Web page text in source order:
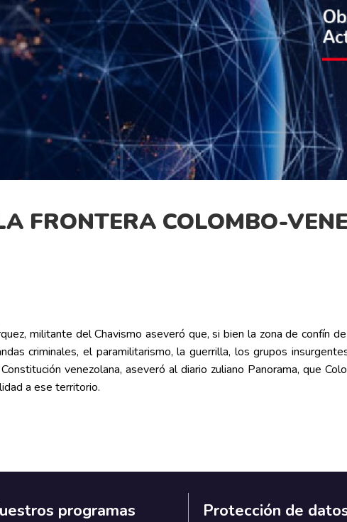
FRONTERA COLOMBO-
militante del Chavismo aseveró que, si bien la zona de confín
criminales, el paramilitarismo, la guerrilla, los grupos
venezolana, aseveró al diario zuliano Panorama, que
a ese territorio.
programas Protección de